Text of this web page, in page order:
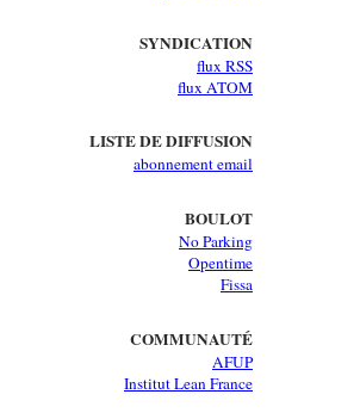
SYNDICATION
flux RSS
flux ATOM
LISTE DE DIFFUSION
abonnement email
BOULOT
No Parking
Opentime
Fissa
COMMUNAUTÉ
AFUP
Institut Lean France